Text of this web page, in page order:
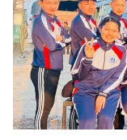
भिडियो